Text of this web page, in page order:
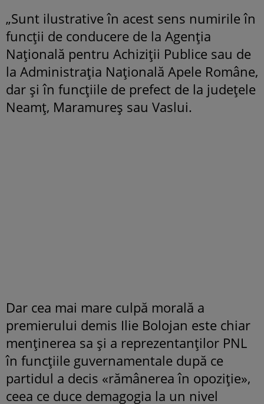
„Sunt ilustrative în acest sens numirile în
funcţii de conducere de la Agenţia
Naţională pentru Achiziţii Publice sau de
la Administraţia Naţională Apele Române,
dar şi în funcţiile de prefect de la judeţele
Neamţ, Maramureş sau Vaslui.
Dar cea mai mare culpă morală a
premierului demis Ilie Bolojan este chiar
menţinerea sa şi a reprezentanţilor PNL
în funcţiile guvernamentale după ce
partidul a decis «rămânerea în opoziție»,
ceea ce duce demagogia la un nivel